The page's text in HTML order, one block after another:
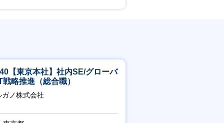
【東京本社】社内SE/グローバ
戦略推進（総合職）
ガノ株式会社